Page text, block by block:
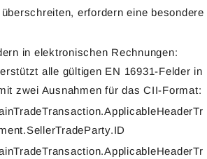
erfordern eine besondere
in elektronischen Rechnungen:
alle gültigen EN 16931-Felder in
zwei Ausnahmen für das CII-Format: